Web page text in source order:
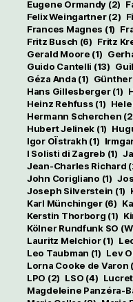
Eugene Ormandy (2)
Felix Weingartner(2)
Frances Magnes (1)
Fritz Busch (6) Fritz
Gerald Moore (1)
Guido Cantelli (13)
Géza Anda (1) Günther
Hans Gillesberger(1)
Heinz Rehfuss (1)
Hermann Scherchen
Hubert Jelinek (1)
Igor OÏstrakh (1)
I Solisti di Zagreb (1)
Jean-Charles Richard
John Corigliano (1)
Joseph Silverstein (1)
Karl Münchinger(6)
Kerstin Thorborg (1)
Kölner Rundfunk SO
Lauritz Melchior(1)
Leo Taubman (1) Lev
Lorna Cooke de Varon
LPO (2) LSO (4)
Magdeleine Panzéra-